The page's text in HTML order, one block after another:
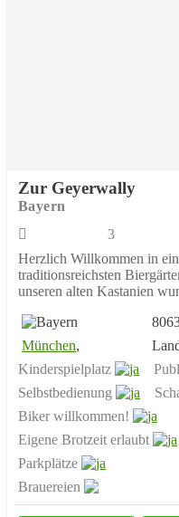
Zur Geyerwally
Bayern
3
Herzlich Willkommen in
traditionsreichsten
unseren alten Kastanien
München,
Kinderspielplatz
Selbstbedienung
Biker willkommen!
Eigene Brotzeit erlaubt
Parkplätze
Brauereien